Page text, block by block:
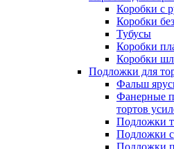
Коробки с
Коробки
Тубусы
Коробки
Коробки
Подложки для
Фальш
Фанерные
тортов
Подложки
Подложки
Подложки